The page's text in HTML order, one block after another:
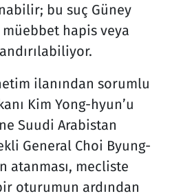
bu suç Güney
müebbet hapis veya
ilanından sorumlu
Kim Yong-hyun’u
Suudi Arabistan
General Choi Byung-
atanması, mecliste
oturumun ardından